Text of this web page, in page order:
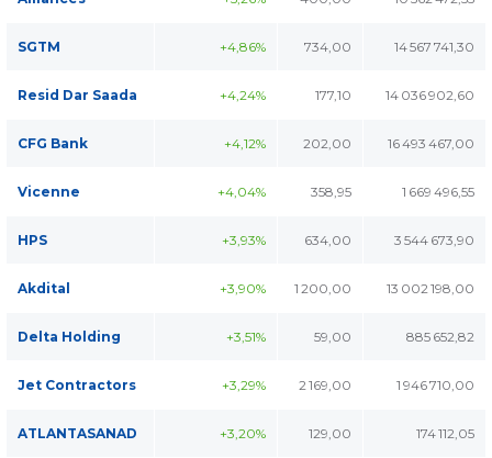
SGTM +4,86% 734,00 14 567 741,30
Resid Dar Saada +4,24% 177,10 14 036 902,60
CFG Bank +4,12% 202,00 16 493 467,00
Vicenne +4,04% 358,95 1 669 496,55
HPS +3,93% 634,00 3 544 673,90
Akdital +3,90% 1 200,00 13 002 198,00
Delta Holding +3,51% 59,00 885 652,82
Jet Contractors +3,29% 2 169,00 1 946 710,00
ATLANTASANAD +3,20% 129,00 174 112,05